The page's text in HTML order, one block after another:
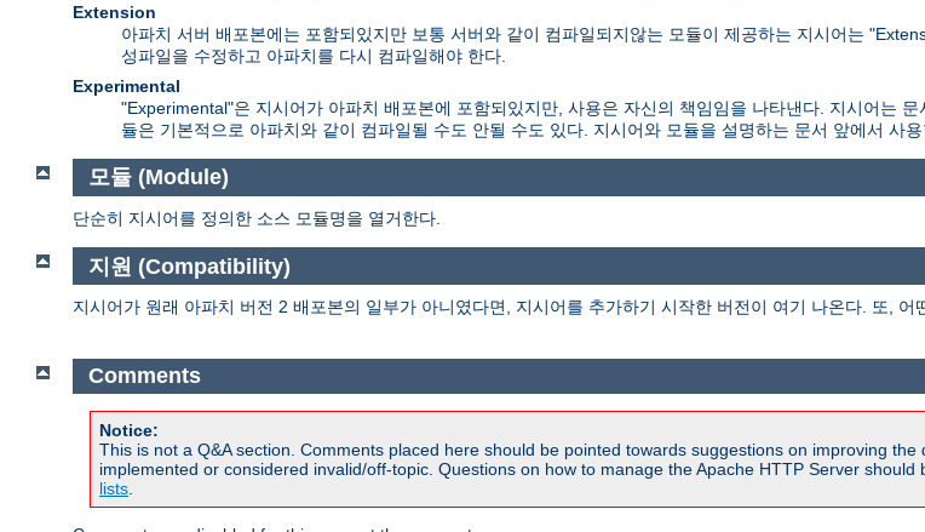
Extension
아파치 서버 배포본에는 포함되있지만 보통 서버와 같이 컴파일되지않는 모듈이 제공하는 지시어는
성파일을 수정하고 아파치를 다시 컴파일해야 한다.
Experimental
"Experimental"은 지시어가 아파치 배포본에 포함되있지만, 사용은 자신의 책임임을 나타낸다. 지시어는
듈은 기본적으로 아파치와 같이 컴파일될 수도 안될 수도 있다. 지시어와 모듈을 설명하는 문서 앞에서 사
모듈 (Module)
단순히 지시어를 정의한 소스 모듈명을 열거한다.
지원 (Compatibility)
지시어가 원래 아파치 버전 2 배포본의 일부가 아니였다면, 지시어를 추가하기 시작한 버전이 여기 나온다. 또,
Comments
Notice:
This is not a Q&A section. Comments placed here should be pointed towards suggestions on improving
implemented or considered invalid/off-topic. Questions on how to manage the Apache HTTP Server
lists